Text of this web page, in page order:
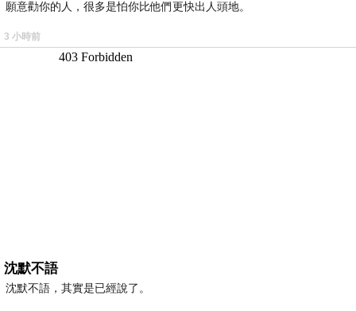
願意勸你的人，很多是怕你比他們更快出人頭地。
3 小時前
沈默不語
沈默不語，其實是已經說了。